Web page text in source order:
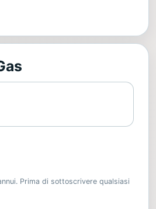
Prima di sottoscrivere qualsiasi